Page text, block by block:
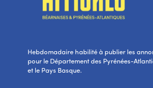
Hebdomadaire habilité à publier les
pour le Département des Pyrénées-
et le Pays Basque.